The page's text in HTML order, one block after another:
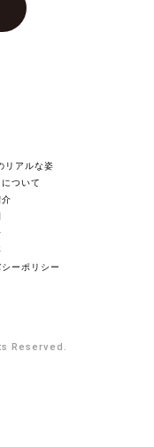
リアルな姿
ついて
ーポリシー
Reserved.